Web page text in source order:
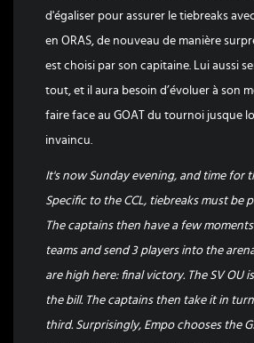
d'égaliser pour assurer le tiebreaks
en ORAS, de nouveau de manière
est choisi par son capitaine. Lui aussi
tout, et il aura besoin d’évoluer à son
faire face au GOAT du tournoi jusque
invaincu.
It's now Sunday evening, and time for
Specific to the CCL, tiebreaks must be
The captains then have a few
teams and send 3 players into the
are high here: final victory. The SV OU
the bill. The captains then take it in
third. Surprisingly, Empo chooses the